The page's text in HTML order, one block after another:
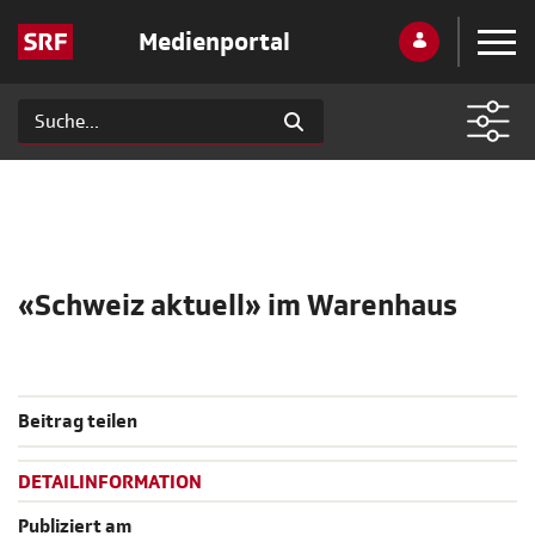
Medienportal
«Schweiz aktuell» im Warenhaus
Beitrag teilen
DETAILINFORMATION
Publiziert am